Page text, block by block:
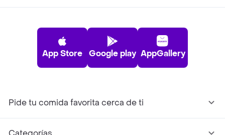
App Store Google play AppGallery
Pide tu comida favorita cerca de ti